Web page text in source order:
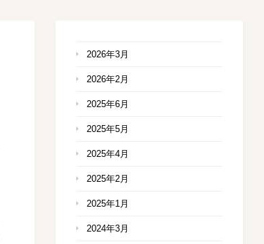
2026年3月
2026年2月
2025年6月
2025年5月
2025年4月
2025年2月
2025年1月
2024年3月